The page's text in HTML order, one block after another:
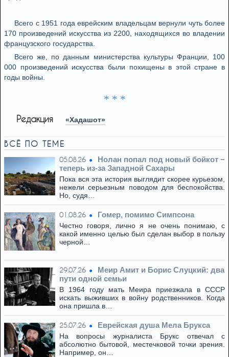
Всего с 1951 года еврейским владельцам вернули чуть более
170 произведений искусства из 2200, находящихся во владении
французского государства.
Всего же, по данным министерства культуры Франции, 100
000 произведений искусства были похищены в этой стране в
годы войны.
* * *
Редакция «Хадашот»
ВСЁ ПО ТЕМЕ
05.08.26
Нолан попал под новый бойкот −
теперь из‑за Западной Сахары
Пока вся эта история выглядит скорее курьезом,
нежели серьезным поводом для беспокойства.
Но, судя…
01.08.26 Гомер, помимо Симпсона
Честно говоря, лично я не очень понимаю, с
какой именно целью был сделан выбор в пользу
черной…
29.07.26
Меир Амит и Борис Слуцкий: два
пути одной семьи
В 1964 году мать Меира приезжала в СССР
искать выживших в войну родственников. Когда
она пришла в…
25.07.26 Eвpeйская душа Мела Брукса
На вопросы журналиста Брукс отвечал с
абсолютно бытовой, местечковой точки зрения.
Например, он…